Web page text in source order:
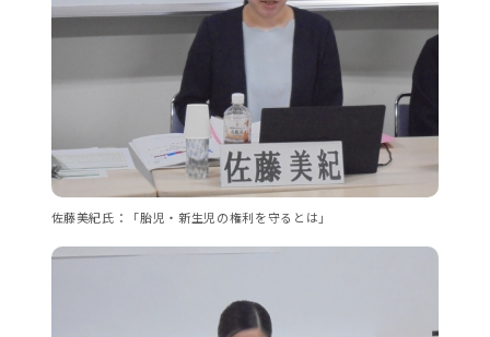
佐藤美紀氏：「胎児・新生児の権利を守るとは」